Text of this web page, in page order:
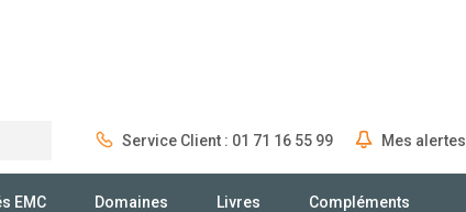
Service Client : 01 71 16 55 99 Mes alertes
EMC Domaines Livres Compléments